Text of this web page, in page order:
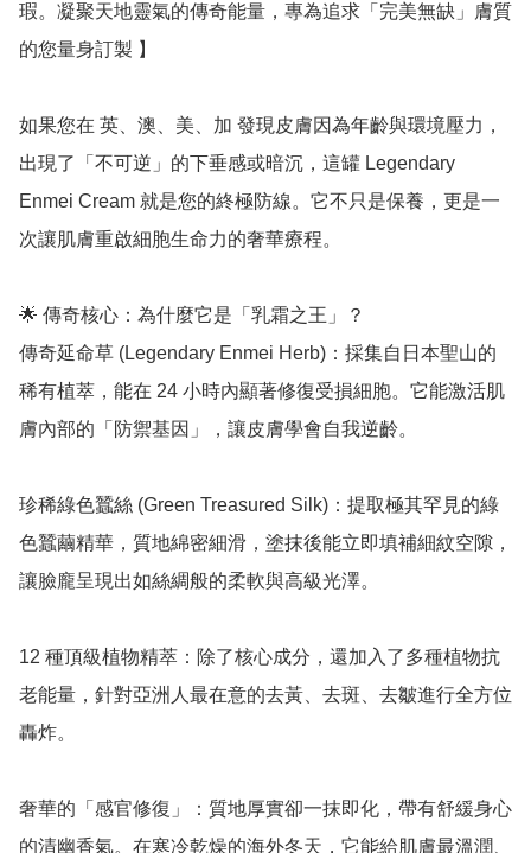
瑕。凝聚天地靈氣的傳奇能量，專為追求「完美無缺」膚質
的您量身訂製 】
如果您在 英、澳、美、加 發現皮膚因為年齡與環境壓力，
出現了「不可逆」的下垂感或暗沉，這罐 Legendary
Enmei Cream 就是您的終極防線。它不只是保養，更是一
次讓肌膚重啟細胞生命力的奢華療程。
🌟 傳奇核心：為什麼它是「乳霜之王」？
傳奇延命草 (Legendary Enmei Herb)：採集自日本聖山的
稀有植萃，能在 24 小時內顯著修復受損細胞。它能激活肌
膚內部的「防禦基因」，讓皮膚學會自我逆齡。
珍稀綠色蠶絲 (Green Treasured Silk)：提取極其罕見的綠
色蠶繭精華，質地綿密細滑，塗抹後能立即填補細紋空隙，
讓臉龐呈現出如絲綢般的柔軟與高級光澤。
12 種頂級植物精萃：除了核心成分，還加入了多種植物抗
老能量，針對亞洲人最在意的去黃、去斑、去皺進行全方位
轟炸。
奢華的「感官修復」：質地厚實卻一抹即化，帶有舒緩身心
的清幽香氣。在寒冷乾燥的海外冬天，它能給肌膚最溫潤、